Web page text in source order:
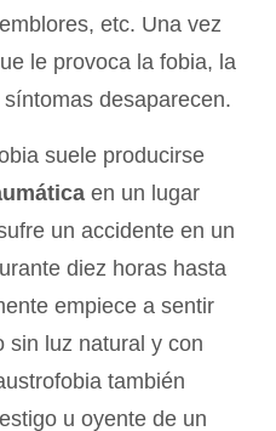
etc. Una vez
le provoca la fobia, la
desaparecen.
suele producirse
en un lugar
un accidente en un
diez horas hasta
empiece a sentir
sin luz natural y con
también
u oyente de un